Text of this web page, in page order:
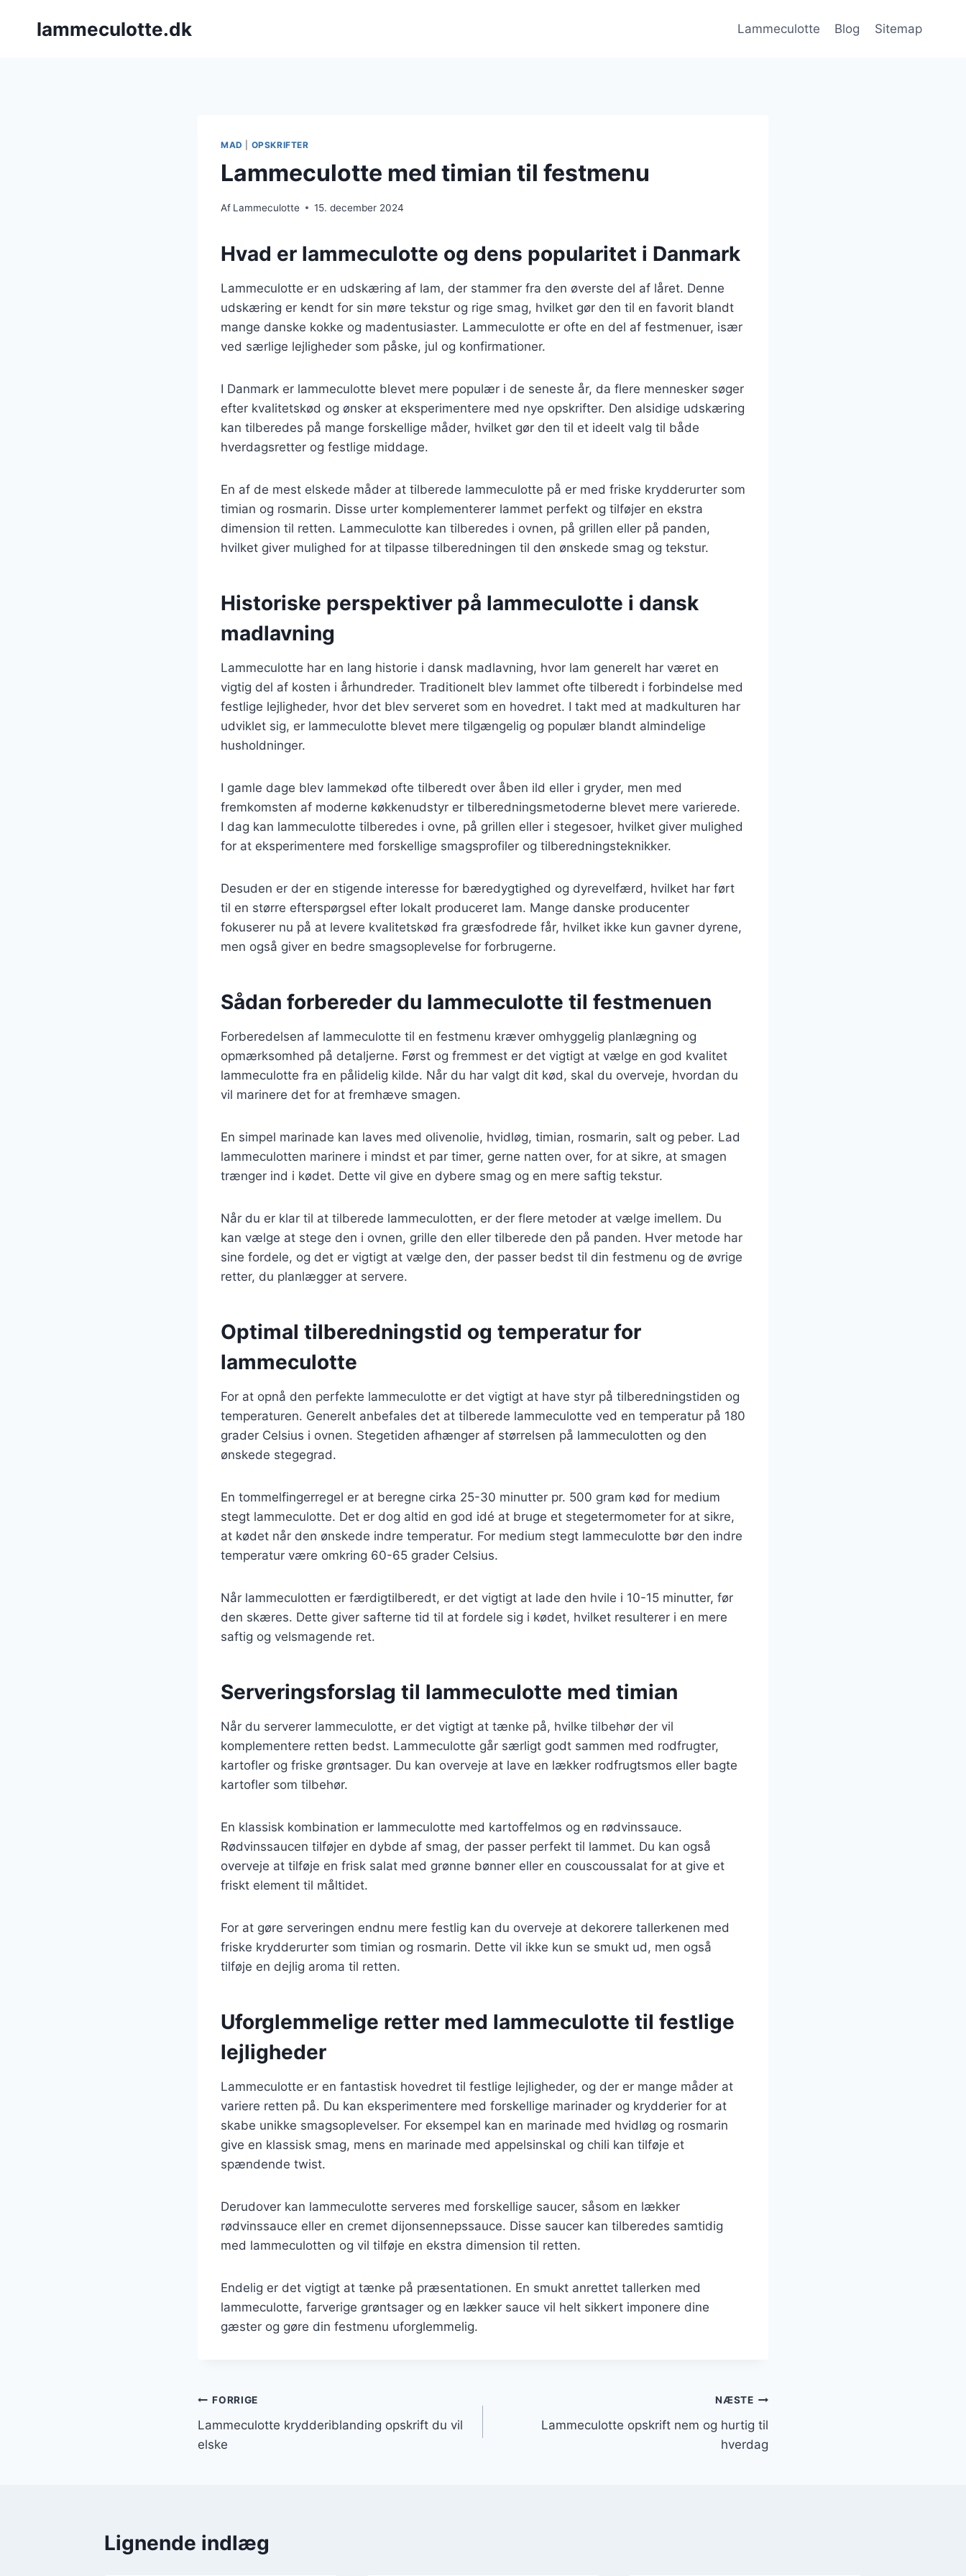
lammeculotte.dk Lammeculotte Blog Sitemap
MAD OPSKRIFTER
Lammeculotte med timian til festmenu
Af Lammeculotte 15. december 2024
Hvad er lammeculotte og dens popularitet i Danmark
Lammeculotte er en udskæring af lam, der stammer fra den øverste del af låret. Denne
udskæring er kendt for sin møre tekstur og rige smag, hvilket gør den til en favorit blandt
mange danske kokke og madentusiaster. Lammeculotte er ofte en del af festmenuer, især
ved særlige lejligheder som påske, jul og konfirmationer.
I Danmark er lammeculotte blevet mere populær i de seneste år, da flere mennesker søger
efter kvalitetskød og ønsker at eksperimentere med nye opskrifter. Den alsidige udskæring
kan tilberedes på mange forskellige måder, hvilket gør den til et ideelt valg til både
hverdagsretter og festlige middage.
En af de mest elskede måder at tilberede lammeculotte på er med friske krydderurter som
timian og rosmarin. Disse urter komplementerer lammet perfekt og tilføjer en ekstra
dimension til retten. Lammeculotte kan tilberedes i ovnen, på grillen eller på panden,
hvilket giver mulighed for at tilpasse tilberedningen til den ønskede smag og tekstur.
Historiske perspektiver på lammeculotte i dansk
madlavning
Lammeculotte har en lang historie i dansk madlavning, hvor lam generelt har været en
vigtig del af kosten i århundreder. Traditionelt blev lammet ofte tilberedt i forbindelse med
festlige lejligheder, hvor det blev serveret som en hovedret. I takt med at madkulturen har
udviklet sig, er lammeculotte blevet mere tilgængelig og populær blandt almindelige
husholdninger.
I gamle dage blev lammekød ofte tilberedt over åben ild eller i gryder, men med
fremkomsten af moderne køkkenudstyr er tilberedningsmetoderne blevet mere varierede.
I dag kan lammeculotte tilberedes i ovne, på grillen eller i stegesoer, hvilket giver mulighed
for at eksperimentere med forskellige smagsprofiler og tilberedningsteknikker.
Desuden er der en stigende interesse for bæredygtighed og dyrevelfærd, hvilket har ført
til en større efterspørgsel efter lokalt produceret lam. Mange danske producenter
fokuserer nu på at levere kvalitetskød fra græsfodrede får, hvilket ikke kun gavner dyrene,
men også giver en bedre smagsoplevelse for forbrugerne.
Sådan forbereder du lammeculotte til festmenuen
Forberedelsen af lammeculotte til en festmenu kræver omhyggelig planlægning og
opmærksomhed på detaljerne. Først og fremmest er det vigtigt at vælge en god kvalitet
lammeculotte fra en pålidelig kilde. Når du har valgt dit kød, skal du overveje, hvordan du
vil marinere det for at fremhæve smagen.
En simpel marinade kan laves med olivenolie, hvidløg, timian, rosmarin, salt og peber. Lad
lammeculotten marinere i mindst et par timer, gerne natten over, for at sikre, at smagen
trænger ind i kødet. Dette vil give en dybere smag og en mere saftig tekstur.
Når du er klar til at tilberede lammeculotten, er der flere metoder at vælge imellem. Du
kan vælge at stege den i ovnen, grille den eller tilberede den på panden. Hver metode har
sine fordele, og det er vigtigt at vælge den, der passer bedst til din festmenu og de øvrige
retter, du planlægger at servere.
Optimal tilberedningstid og temperatur for
lammeculotte
For at opnå den perfekte lammeculotte er det vigtigt at have styr på tilberedningstiden og
temperaturen. Generelt anbefales det at tilberede lammeculotte ved en temperatur på 180
grader Celsius i ovnen. Stegetiden afhænger af størrelsen på lammeculotten og den
ønskede stegegrad.
En tommelfingerregel er at beregne cirka 25-30 minutter pr. 500 gram kød for medium
stegt lammeculotte. Det er dog altid en god idé at bruge et stegetermometer for at sikre,
at kødet når den ønskede indre temperatur. For medium stegt lammeculotte bør den indre
temperatur være omkring 60-65 grader Celsius.
Når lammeculotten er færdigtilberedt, er det vigtigt at lade den hvile i 10-15 minutter, før
den skæres. Dette giver safterne tid til at fordele sig i kødet, hvilket resulterer i en mere
saftig og velsmagende ret.
Serveringsforslag til lammeculotte med timian
Når du serverer lammeculotte, er det vigtigt at tænke på, hvilke tilbehør der vil
komplementere retten bedst. Lammeculotte går særligt godt sammen med rodfrugter,
kartofler og friske grøntsager. Du kan overveje at lave en lækker rodfrugtsmos eller bagte
kartofler som tilbehør.
En klassisk kombination er lammeculotte med kartoffelmos og en rødvinssauce.
Rødvinssaucen tilføjer en dybde af smag, der passer perfekt til lammet. Du kan også
overveje at tilføje en frisk salat med grønne bønner eller en couscoussalat for at give et
friskt element til måltidet.
For at gøre serveringen endnu mere festlig kan du overveje at dekorere tallerkenen med
friske krydderurter som timian og rosmarin. Dette vil ikke kun se smukt ud, men også
tilføje en dejlig aroma til retten.
Uforglemmelige retter med lammeculotte til festlige
lejligheder
Lammeculotte er en fantastisk hovedret til festlige lejligheder, og der er mange måder at
variere retten på. Du kan eksperimentere med forskellige marinader og krydderier for at
skabe unikke smagsoplevelser. For eksempel kan en marinade med hvidløg og rosmarin
give en klassisk smag, mens en marinade med appelsinskal og chili kan tilføje et
spændende twist.
Derudover kan lammeculotte serveres med forskellige saucer, såsom en lækker
rødvinssauce eller en cremet dijonsennepssauce. Disse saucer kan tilberedes samtidig
med lammeculotten og vil tilføje en ekstra dimension til retten.
Endelig er det vigtigt at tænke på præsentationen. En smukt anrettet tallerken med
lammeculotte, farverige grøntsager og en lækker sauce vil helt sikkert imponere dine
gæster og gøre din festmenu uforglemmelig.
Indlægsnavigation
FORRIGE
Lammeculotte krydderiblanding opskrift du vil
elske
NÆSTE
Lammeculotte opskrift nem og hurtig til
hverdag
Lignende indlæg